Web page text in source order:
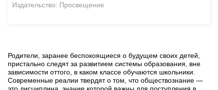
Издательство: Просвещение
Родители, заранее беспокоящиеся о будущем своих детей,
пристально следят за развитием системы образования, вне
зависимости оттого, в каком классе обучаются школьники.
Современные реалии твердят о том, что обществознание —
это дисциплина, знание которой важны для поступления в